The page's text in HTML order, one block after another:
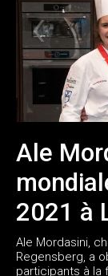
Ale
2021 à
Ale Mordasini,
Regensberg, a
participants à la